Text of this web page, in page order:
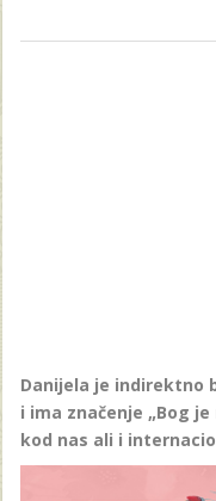
Danijela je indirektno
i ima značenje „Bog je
kod nas ali i